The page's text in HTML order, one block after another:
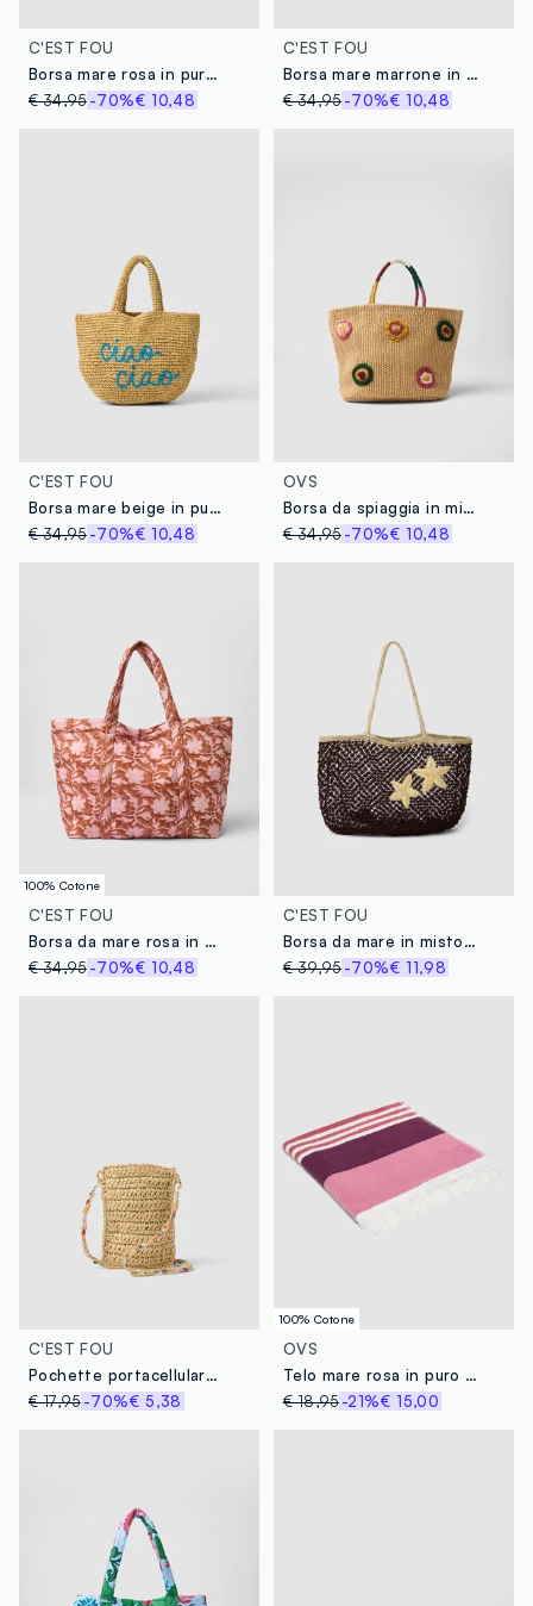
C'EST FOU
Borsa mare rosa in puro tessuto carta
€ 34,95-70%€ 10,48
C'EST FOU
Borsa mare marrone in puro tessuto carta
€ 34,95 -70%€ 10,48
C'EST FOU
Borsa mare beige in puro tessuto carta intrecciato
€ 34,95-70%€ 10,48
OVS
Borsa da spiaggia in misto cotone e tessuto carta beige con dettagli
€ 34,95 -70%€ 10,48
100% Cotone
C'EST FOU
Borsa da mare rosa in puro cotone trapuntato con motivo floreale
€ 34,95-70%€ 10,48
C'EST FOU
Borsa da mare in misto juta a rete traforata multicolor
€ 39,95 -70%€ 11,98
C'EST FOU
Pochette portacellulare beige in puro tessuto carta
€ 17,95-70%€ 5,38
100% Cotone
OVS
Telo mare rosa in puro cotone a righe
€ 18,95 -21%€ 15,00